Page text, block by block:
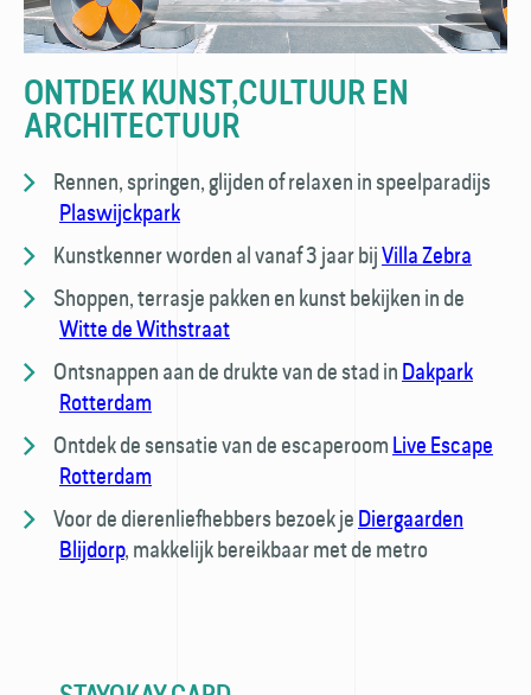
ONTDEK KUNST,CULTUUR EN
ARCHITECTUUR
Rennen, springen, glijden of relaxen in speelparadijs
Plaswijckpark
Kunstkenner worden al vanaf 3 jaar bijVilla Zebra
Shoppen, terrasje pakken en kunst bekijken in de
Witte de Withstraat
Ontsnappen aan de drukte van de stad inDakpark
Rotterdam
Ontdek de sensatie van de escaperoomLive Escape
Rotterdam
Voor de dierenliefhebbers bezoek jeDiergaarden
Blijdorp, makkelijk bereikbaar met de metro